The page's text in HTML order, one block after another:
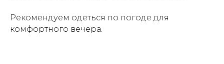
Рекомендуем одеться по погоде для
комфортного вечера.